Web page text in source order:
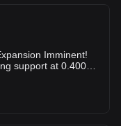
support at 0.4009,
showing clear